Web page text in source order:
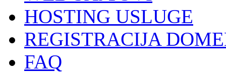
HOSTING USLUGE
REGISTRACIJA
FAQ